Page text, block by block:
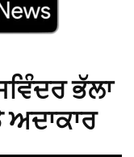
ਭੱਲਾ